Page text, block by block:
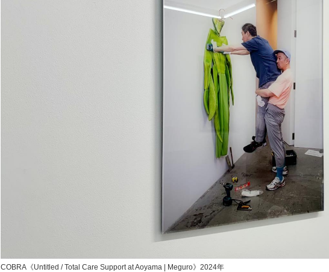
COBRA《Untitled / Total Care Support at Aoyama | Meguro》2024年